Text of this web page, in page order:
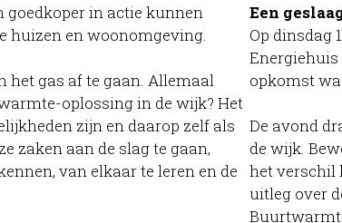
goedkoper in actie kunnen
huizen en woonomgeving.
het gas af te gaan. Allemaal
oplossing in de wijk? Het
zijn en daarop zelf als
zaken aan de slag te gaan,
van elkaar te leren en de
Een
Op dinsdag
Energiehuis
opkomst
De avond
de wijk.
het verschil
uitleg over